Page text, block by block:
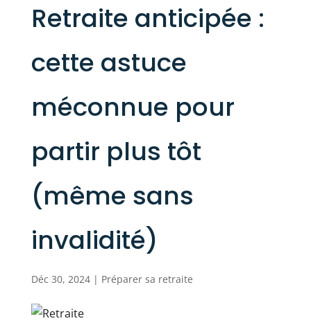
Retraite anticipée :
cette astuce
méconnue pour
partir plus tôt
(même sans
invalidité)
Déc 30, 2024| Préparer sa retraite